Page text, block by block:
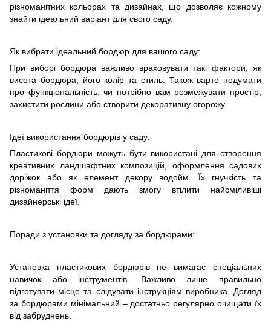
різноманітних кольорах та дизайнах, що дозволяє кожному
знайти ідеальний варіант для свого саду.
Як вибрати ідеальний бордюр для вашого саду:
При виборі бордюра важливо враховувати такі фактори, як
висота бордюра, його колір та стиль. Також варто подумати
про функціональність: чи потрібно вам розмежувати простір,
захистити рослини або створити декоративну огорожу.
Ідеї використання бордюрів у саду:
Пластикові бордюри можуть бути використані для створення
креативних ландшафтних композицій, оформлення садових
доріжок або як елемент декору водойм. Їх гнучкість та
різноманіття форм дають змогу втілити найсміливіші
дизайнерські ідеї.
Поради з установки та догляду за бордюрами:
Установка пластикових бордюрів не вимагає спеціальних
навичок або інструментів. Важливо лише правильно
підготувати місце та слідувати інструкціям виробника. Догляд
за бордюрами мінімальний – достатньо регулярно очищати їх
від забруднень.